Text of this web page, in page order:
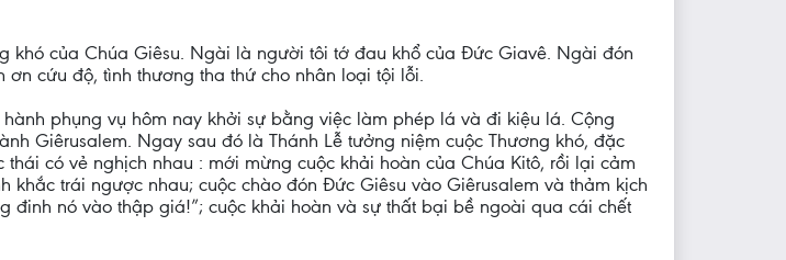
khó của Chúa Giêsu. Ngài là người tôi tớ đau khổ của Đức Giavê. Ngài đón
cứu độ, tình thương tha thứ cho nhân loại tội lỗi.
phụng vụ hôm nay khởi sự bằng việc làm phép lá và đi kiệu lá. Cộng
Giêrusalem. Ngay sau đó là Thánh Lễ tưởng niệm cuộc Thương khó, đặc
có vẻ nghịch nhau : mới mừng cuộc khải hoàn của Chúa Kitô, rồi lại cảm
trái ngược nhau; cuộc chào đón Đức Giêsu vào Giêrusalem và thảm kịch
nó vào thập giá!”; cuộc khải hoàn và sự thất bại bề ngoài qua cái chết